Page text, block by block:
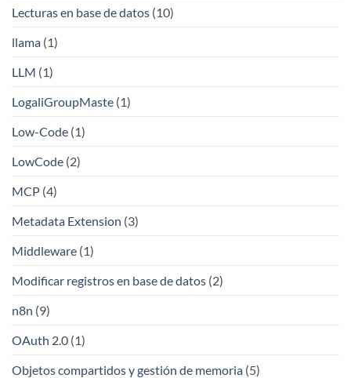
Lecturas en base de datos (10)
llama (1)
LLM (1)
LogaliGroupMaste (1)
Low-Code (1)
LowCode (2)
MCP (4)
Metadata Extension (3)
Middleware (1)
Modificar registros en base de datos (2)
n8n (9)
OAuth 2.0 (1)
Objetos compartidos y gestión de memoria (5)